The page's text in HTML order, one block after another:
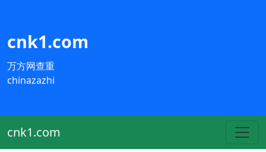
cnk1.com
万方网查重
chinazazhi
cnk1.com